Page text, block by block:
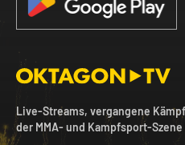
Live-Streams, vergangene
der MMA- und Kampfsport-